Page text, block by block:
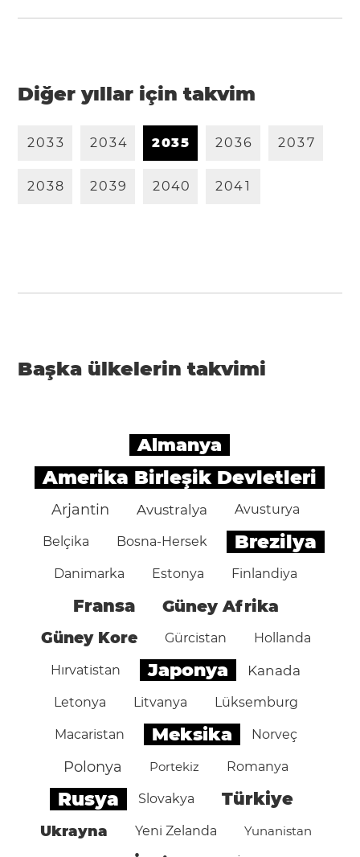
Diğer yıllar için takvim
2033 2034 2035 2036 2037
2038 2039 2040 2041
Başka ülkelerin takvimi
Almanya
Amerika Birleşik Devletleri
Arjantin Avustralya Avusturya
Belçika Bosna-Hersek Brezilya
Danimarka Estonya Finlandiya
Fransa Güney Afrika
Güney Kore Gürcistan Hollanda
Hırvatistan Japonya Kanada
Letonya Litvanya Lüksemburg
Macaristan Meksika Norveç
Polonya Portekiz Romanya
Rusya Slovakya Türkiye
Ukrayna Yeni Zelanda Yunanistan